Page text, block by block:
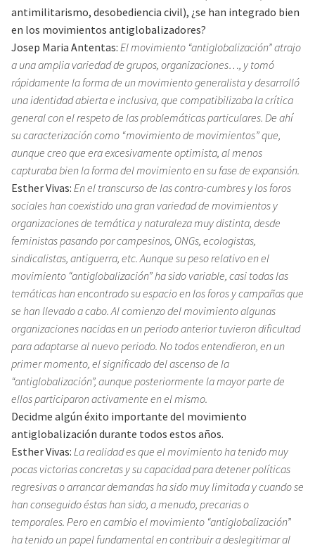
antimilitarismo, desobediencia civil), ¿se han integrado bien
en los movimientos antiglobalizadores?
Josep Maria Antentas: El movimiento “antiglobalización” atrajo
a una amplia variedad de grupos, organizaciones…, y tomó
rápidamente la forma de un movimiento generalista y desarrolló
una identidad abierta e inclusiva, que compatibilizaba la crítica
general con el respeto de las problemáticas particulares. De ahí
su caracterización como “movimiento de movimientos” que,
aunque creo que era excesivamente optimista, al menos
capturaba bien la forma del movimiento en su fase de expansión.
Esther Vivas: En el transcurso de las contra-cumbres y los foros
sociales han coexistido una gran variedad de movimientos y
organizaciones de temática y naturaleza muy distinta, desde
feministas pasando por campesinos, ONGs, ecologistas,
sindicalistas, antiguerra, etc. Aunque su peso relativo en el
movimiento “antiglobalización” ha sido variable, casi todas las
temáticas han encontrado su espacio en los foros y campañas que
se han llevado a cabo. Al comienzo del movimiento algunas
organizaciones nacidas en un periodo anterior tuvieron dificultad
para adaptarse al nuevo periodo. No todos entendieron, en un
primer momento, el significado del ascenso de la
“antiglobalización”, aunque posteriormente la mayor parte de
ellos participaron activamente en el mismo.
Decidme algún éxito importante del movimiento
antiglobalización durante todos estos años.
Esther Vivas: La realidad es que el movimiento ha tenido muy
pocas victorias concretas y su capacidad para detener políticas
regresivas o arrancar demandas ha sido muy limitada y cuando se
han conseguido éstas han sido, a menudo, precarias o
temporales. Pero en cambio el movimiento “antiglobalización”
ha tenido un papel fundamental en contribuir a deslegitimar al